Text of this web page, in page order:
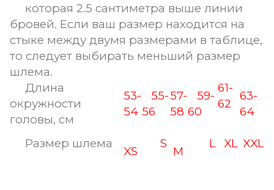
которая 2.5 сантиметра выше линии
бровей. Если ваш размер находится на
стыке между двумя размерами в таблице,
то следует выбирать меньший размер
шлема.
Длина
окружности
головы, см
53-
54
55-
56
57-
58
59-
60
61-
62
63-
64
Размер шлема
XS
S
M
L XL XXL